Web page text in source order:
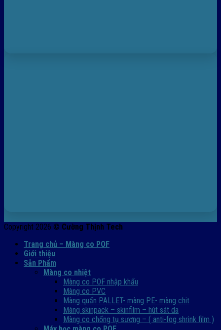
Copyright 2026 © Cường Thịnh Tech
Trang chủ – Màng co POF
Giới thiệu
Sản Phẩm
Màng co nhiệt
Màng co POF nhập khẩu
Màng co PVC
Màng quấn PALLET- màng PE- màng chit
Màng skinpack – skinfilm – hút sát da
Màng co chống tụ sương – ( anti-fog shrink film )